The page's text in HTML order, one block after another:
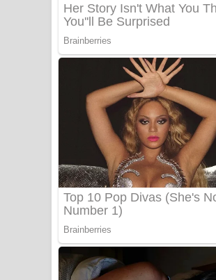
Benthara Palame Song
Sanda Babalena Song Lyrics
බැබලෙන ගීතයේ පද පෙළ
Adare Wadi Nisa Song
වැඩි නිසා ගීතයේ පද පෙළ
UNUHUMA Song Lyrics -
ගීතයේ පද පෙළ
Katakara Song Lyrics -